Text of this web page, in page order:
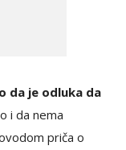
da je odluka da
i da nema
priča o